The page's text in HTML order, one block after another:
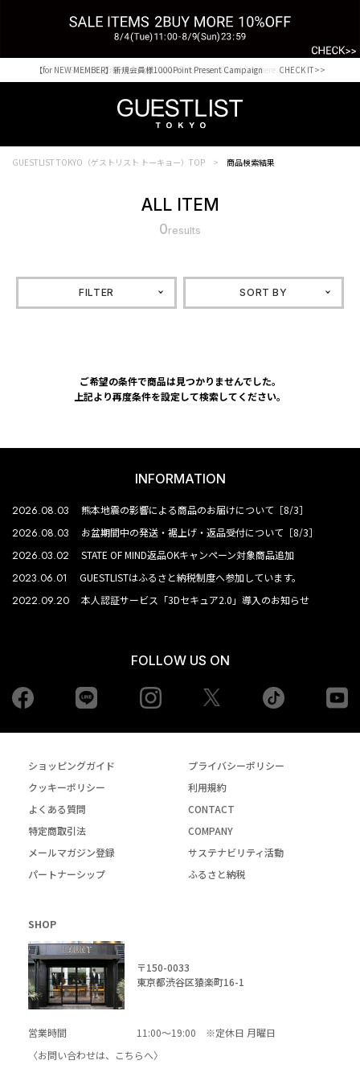
Shopping from outside Japan? Visit our Global Site here. >>
【for NEW MEMBER】新規会員様1000Point Present Campaign CHECK IT>>
GUESTLIST TOKYO（ゲストリスト トーキョー）TOP 商品検索結果
ALL ITEM
0results
FILTER SORT BY
ご希望の条件で商品は見つかりませんでした。
上記より再度条件を設定して検索してください。
INFORMATION
2026.08.03 熊本地震の影響による商品のお届けについて［8/3］
2026.08.03 お盆期間中の発送・裾上げ・返品受付について［8/3］
2026.03.02 STATE OF MIND返品OKキャンペーン対象商品追加
2023.06.01 GUESTLISTはふるさと納税制度へ参加しています。
2022.09.20 本人認証サービス「3Dセキュア2.0」導入のお知らせ
FOLLOW US ON
Facebook Instagram tiktok
ショッピングガイド
プライバシーポリシー
クッキーポリシー
利用規約
よくある質問
CONTACT
特定商取引法
COMPANY
メールマガジン登録
サステナビリティ活動
パートナーシップ
ふるさと納税
SHOP
〒150-0033
東京都渋谷区猿楽町16-1
営業時間
11:00～19:00 ※定休日 月曜日
〈お問い合わせは、
こちらへ〉